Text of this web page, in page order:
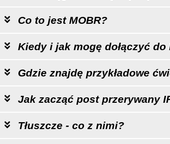
Co to jest MOBR?
Kiedy i jak mogę dołączyć do
Gdzie znajdę przykładowe
Jak zacząć post przerywany
Tłuszcze - co z nimi?